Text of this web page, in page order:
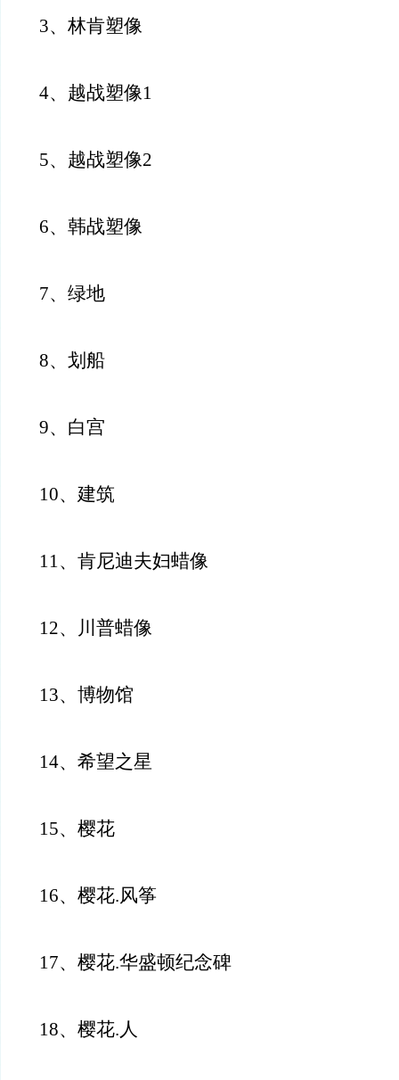
3、林肯塑像
4、越战塑像1
5、越战塑像2
6、韩战塑像
7、绿地
8、划船
9、白宫
10、建筑
11、肯尼迪夫妇蜡像
12、川普蜡像
13、博物馆
14、希望之星
15、樱花
16、樱花.风筝
17、樱花.华盛顿纪念碑
18、樱花.人